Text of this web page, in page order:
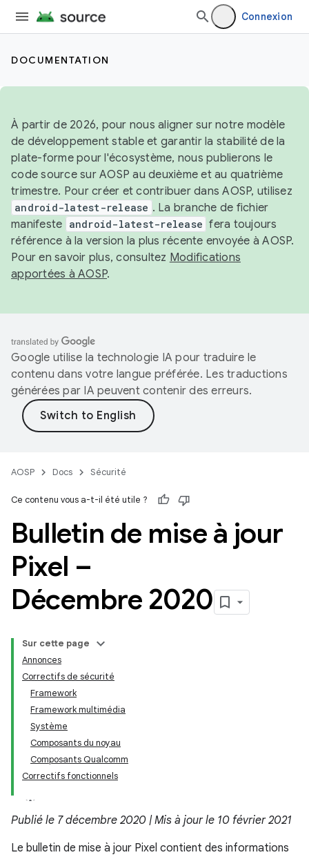
Connexion
DOCUMENTATION
À partir de 2026, pour nous aligner sur notre modèle
de développement stable et garantir la stabilité de la
plate-forme pour l'écosystème, nous publierons le
code source sur AOSP au deuxième et au quatrième
trimestre. Pour créer et contribuer dans AOSP, utilisez
android-latest-release . La branche de fichier
manifeste android-latest-release fera toujours
référence à la version la plus récente envoyée à AOSP.
Pour en savoir plus, consultez Modifications
apportées à AOSP.
Google utilise la technologie IA pour traduire le
contenu dans votre langue préférée. Les traductions
générées par IA peuvent contenir des erreurs.
AOSP Docs Sécurité
Ce contenu vous a-t-il été utile ?
Bulletin de mise à jour
Pixel –
Décembre 2020
Sur cette page
Annonces
Correctifs de sécurité
Framework
Framework multimédia
Système
Composants du noyau
Composants Qualcomm
Correctifs fonctionnels
Publié le 7 décembre 2020 | Mis à jour le 10 février 2021
Le bulletin de mise à jour Pixel contient des informations